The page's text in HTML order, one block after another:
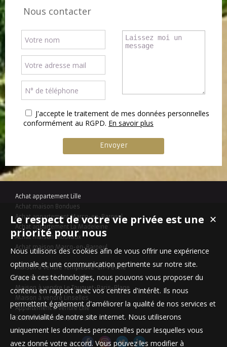
Nous contacter
J'accepte le traitement de mes données personnelles
conformément au RGPD. En savoir plus
Achat appartement Lille
Achat maison Bondues
Achat appartement Marcq-en-Baroeul
Achat appartement La Madeleine
Achat maison Mouvaux
Achat maison Marcq-en-Baroeul
Maison à vendre Templeuve-en-Pévèle
Appartement à vendre Lille
Maison à vendre Le Touquet-Paris-Plage
Maison à vendre Linselles
Appartement à vendre Lille
Stationnement à vendre Lille
✕
Le respect de votre vie privée est une
priorité pour nous
Nous utilisons des cookies afin de vous offrir une expérience
optimale et une communication pertinente sur notre site.
Grace à ces technologies, nous pouvons vous proposer du
contenu en rapport avec vos centres d'intérêt. Ils nous
permettent également d'améliorer la qualité de nos services et
la convivialité de notre site internet. Nous utiliserons
uniquement les données personnelles pour lesquelles vous
avez donné votre accord. Vous pouvez les modifier à